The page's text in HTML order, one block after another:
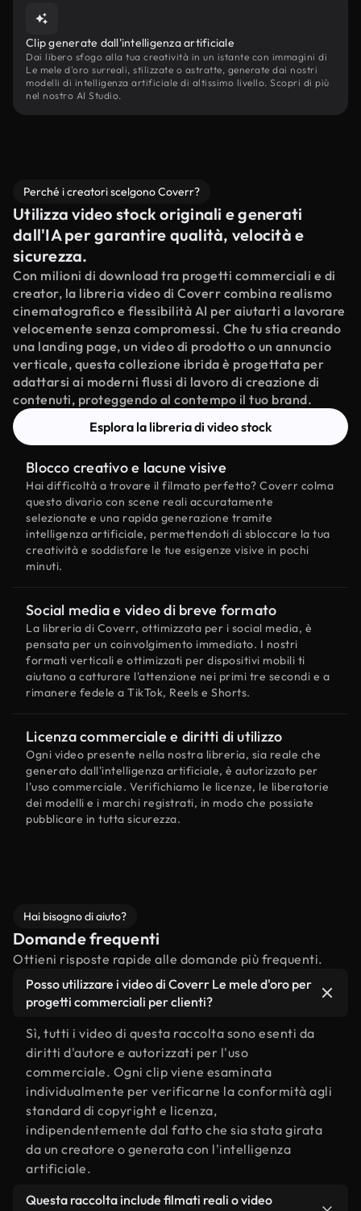
Clip generate dall'intelligenza artificiale
Dai libero sfogo alla tua creatività in un istante con immagini di
Le mele d'oro surreali, stilizzate o astratte, generate dai nostri
modelli di intelligenza artificiale di altissimo livello. Scopri di più
nel nostro AI Studio.
Perché i creatori scelgono Coverr?
Utilizza video stock originali e generati
dall'IA per garantire qualità, velocità e
sicurezza.
Con milioni di download tra progetti commerciali e di
creator, la libreria video di Coverr combina realismo
cinematografico e flessibilità AI per aiutarti a lavorare
velocemente senza compromessi. Che tu stia creando
una landing page, un video di prodotto o un annuncio
verticale, questa collezione ibrida è progettata per
adattarsi ai moderni flussi di lavoro di creazione di
contenuti, proteggendo al contempo il tuo brand.
Esplora la libreria di video stock
Blocco creativo e lacune visive
Hai difficoltà a trovare il filmato perfetto? Coverr colma
questo divario con scene reali accuratamente
selezionate e una rapida generazione tramite
intelligenza artificiale, permettendoti di sbloccare la tua
creatività e soddisfare le tue esigenze visive in pochi
minuti.
Social media e video di breve formato
La libreria di Coverr, ottimizzata per i social media, è
pensata per un coinvolgimento immediato. I nostri
formati verticali e ottimizzati per dispositivi mobili ti
aiutano a catturare l'attenzione nei primi tre secondi e a
rimanere fedele a TikTok, Reels e Shorts.
Licenza commerciale e diritti di utilizzo
Ogni video presente nella nostra libreria, sia reale che
generato dall'intelligenza artificiale, è autorizzato per
l'uso commerciale. Verifichiamo le licenze, le liberatorie
dei modelli e i marchi registrati, in modo che possiate
pubblicare in tutta sicurezza.
Hai bisogno di aiuto?
Domande frequenti
Ottieni risposte rapide alle domande più frequenti.
Posso utilizzare i video di Coverr Le mele d'oro per
progetti commerciali per clienti?
Sì, tutti i video di questa raccolta sono esenti da
diritti d'autore e autorizzati per l'uso
commerciale. Ogni clip viene esaminata
individualmente per verificarne la conformità agli
standard di copyright e licenza,
indipendentemente dal fatto che sia stata girata
da un creatore o generata con l'intelligenza
artificiale.
Questa raccolta include filmati reali o video